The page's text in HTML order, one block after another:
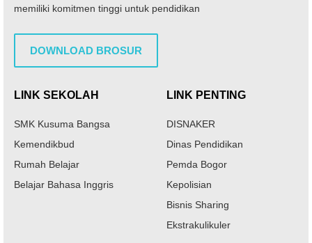
memiliki komitmen tinggi untuk pendidikan
DOWNLOAD BROSUR
LINK SEKOLAH
SMK Kusuma Bangsa
Kemendikbud
Rumah Belajar
Belajar Bahasa Inggris
LINK PENTING
DISNAKER
Dinas Pendidikan
Pemda Bogor
Kepolisian
Bisnis Sharing
Ekstrakulikuler